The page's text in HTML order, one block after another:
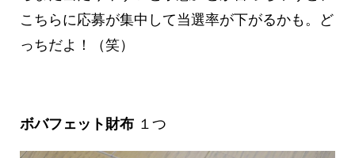
こちらに応募が集中して当選率が下がるかも。ど
っちだよ！（笑）
ボバフェット財布 １つ